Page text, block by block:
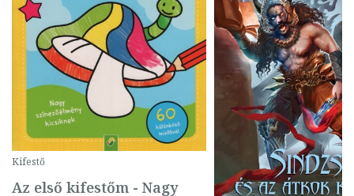
Kifestő
Az első kifestőm - Nagy